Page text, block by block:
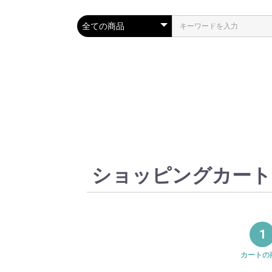
ショッピングカート
1
カートの